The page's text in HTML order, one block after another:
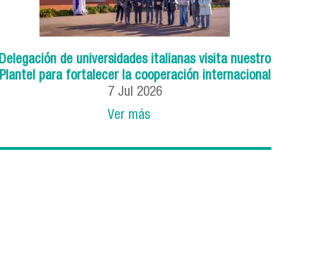
Delegación de universidades italianas visita nuestro
Plantel para fortalecer la cooperación internacional
7 Jul 2026
Ver más